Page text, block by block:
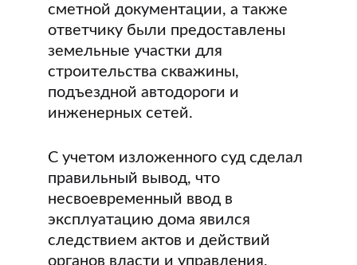
сметной документации, а также
ответчику были предоставлены
земельные участки для
строительства скважины,
подъездной автодороги и
инженерных сетей.
С учетом изложенного суд сделал
правильный вывод, что
несвоевременный ввод в
эксплуатацию дома явился
следствием актов и действий
органов власти и управления,